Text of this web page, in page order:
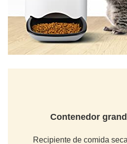
Contenedor
Recipiente de comida